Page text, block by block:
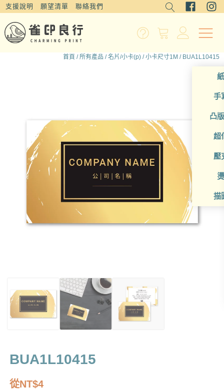
支援說明 願望清單 聯絡我們
手
凸
超
壓
描
首頁 /所有產品 /名片/小卡(p) /小卡尺寸1M / BUA1L10415
BUA1L10415
從NT$4